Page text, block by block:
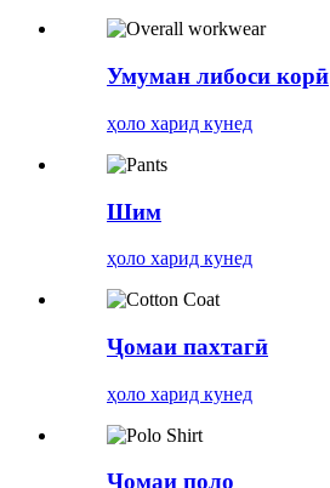
Умуман либоси корӣ
ҳоло харид кунед
Шим
ҳоло харид кунед
Ҷомаи пахтагӣ
ҳоло харид кунед
Ҷомаи поло